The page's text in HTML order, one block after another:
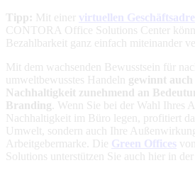
Tipp: Mit einer virtuellen
CONTORA Office Solutions Center
Bezahlbarkeit ganz einfach miteinander
Mit dem wachsenden Bewusstsein für
umweltbewusstes Handeln gewinnt auch
Nachhaltigkeit zunehmend an
Branding . Wenn Sie bei der Wahl Ihres
Nachhaltigkeit im Büro legen, profitiert
Umwelt, sondern auch Ihre
Arbeitgebermarke. Die Green Offices
Solutions unterstützen Sie auch hier in der